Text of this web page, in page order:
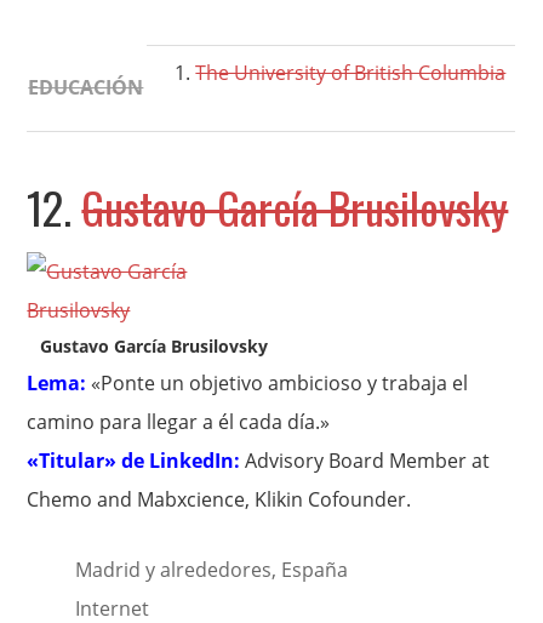
EDUCACIÓN
The University of British Columbia
12.Gustavo García Brusilovsky
Gustavo García Brusilovsky
Lema: «Ponte un objetivo ambicioso y trabaja el
camino para llegar a él cada día.»
«Titular» de LinkedIn:Advisory Board Member at
Chemo and Mabxcience, Klikin Cofounder.
Madrid y alrededores, España
Internet